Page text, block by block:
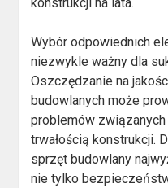
konstrukcji na lata.
Wybór odpowiednich
niezwykle ważny dla
Oszczędzanie na
budowlanych może
problemów
trwałością konstrukcji.
sprzęt budowlany
nie tylko